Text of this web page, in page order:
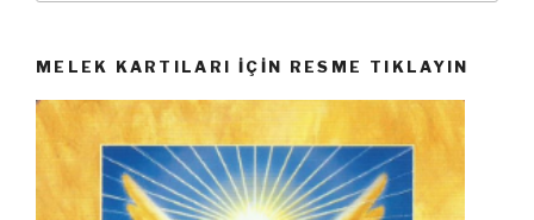
MELEK KARTILARI İÇIN RESME TIKLAYIN